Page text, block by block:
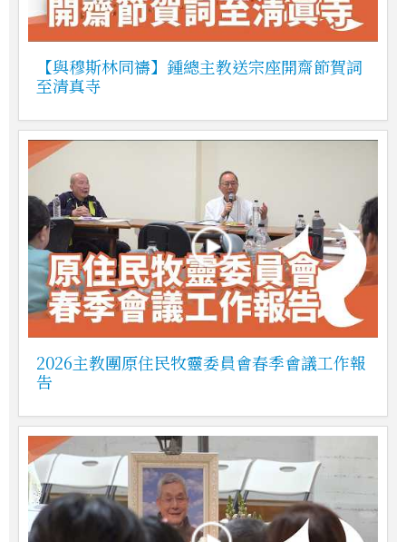
【與穆斯林同禱】鍾總主教送宗座開齋節賀詞
至清真寺
2026主教團原住民牧靈委員會春季會議工作報
告